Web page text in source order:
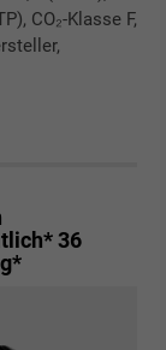
CO₂-Klasse F,
36